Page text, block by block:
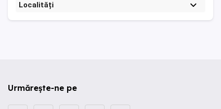
Localități
Urmărește-ne pe